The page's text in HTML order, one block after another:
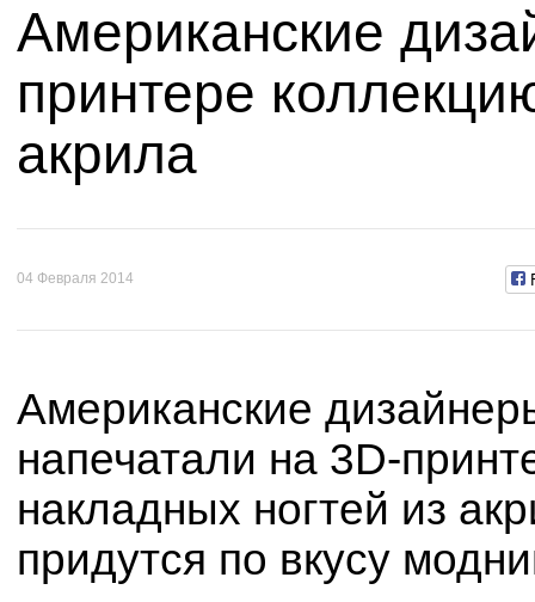
Американские
принтере
акрила
04 Февраля 2014
Американские
напечатали на 3D-
накладных ногтей из
придутся по вкусу